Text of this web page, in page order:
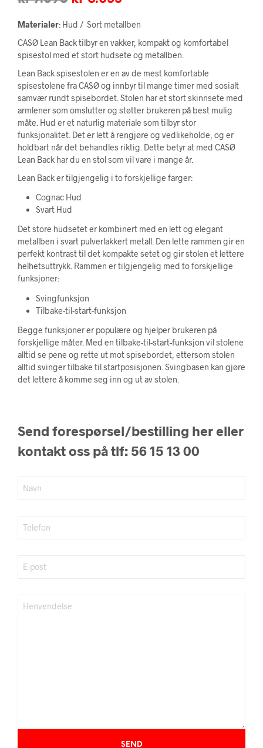
pris
var:
kr 7.098.
pris
er:
kr 6.033.
Materialer: Hud / Sort metallben
CASØ Lean Back tilbyr en vakker, kompakt og komfortabel
spisestol med et stort hudsete og metallben.
Lean Back spisestolen er en av de mest komfortable
spisestolene fra CASØ og innbyr til mange timer med sosialt
samvær rundt spisebordet. Stolen har et stort skinnsete med
armlener som omslutter og støtter brukeren på best mulig
måte. Hud er et naturlig materiale som tilbyr stor
funksjonalitet. Det er lett å rengjøre og vedlikeholde, og er
holdbart når det behandles riktig. Dette betyr at med CASØ
Lean Back har du en stol som vil vare i mange år.
Lean Back er tilgjengelig i to forskjellige farger:
Cognac Hud
Svart Hud
Det store hudsetet er kombinert med en lett og elegant
metallben i svart pulverlakkert metall. Den lette rammen gir en
perfekt kontrast til det kompakte setet og gir stolen et lettere
helhetsuttrykk. Rammen er tilgjengelig med to forskjellige
funksjoner:
Svingfunksjon
Tilbake-til-start-funksjon
Begge funksjoner er populære og hjelper brukeren på
forskjellige måter. Med en tilbake-til-start-funksjon vil stolene
alltid se pene og rette ut mot spisebordet, ettersom stolen
alltid svinger tilbake til startposisjonen. Svingbasen kan gjøre
det lettere å komme seg inn og ut av stolen.
Send forespørsel/bestilling her eller
kontakt oss på tlf: 56 15 13 00